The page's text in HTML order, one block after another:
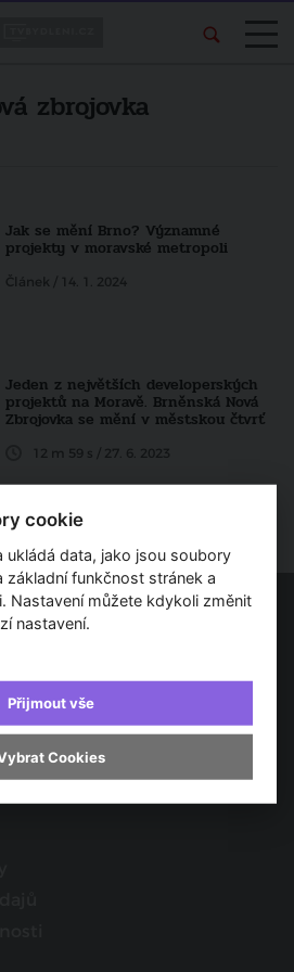
zbrojovka
Jak se mění Brno? Významné
projekty v moravské metropoli
Článek / 14. 1. 2024
Jeden z největších developerských
projektů na Moravě. Brněnská Nová
Zbrojovka se mění v městskou čtvrť
12 m 59 s / 27. 6. 2023
cookie
ukládá data, jako jsou soubory
základní funkčnost stránek a
Nastavení můžete kdykoli změnit
nastavení.
Přijmout vše
Cookies